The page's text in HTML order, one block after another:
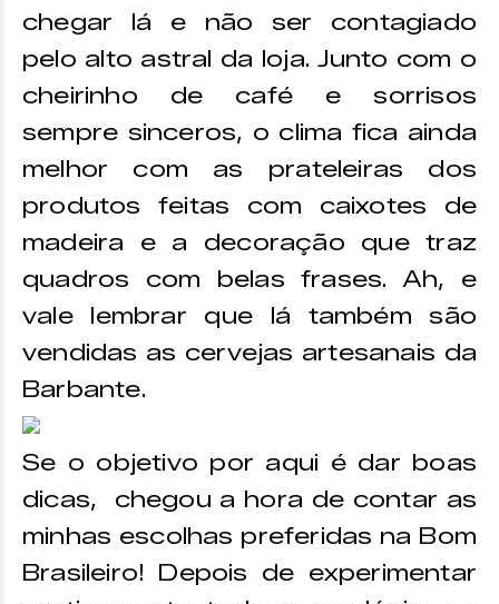
chegar lá e não ser contagiado
pelo alto astral da loja. Junto com o
cheirinho de café e sorrisos
sempre sinceros, o clima fica ainda
melhor com as prateleiras dos
produtos feitas com caixotes de
madeira e a decoração que traz
quadros com belas frases. Ah, e
vale lembrar que lá também são
vendidas as cervejas artesanais da
Barbante.
Se o objetivo por aqui é dar boas
dicas, chegou a hora de contar as
minhas escolhas preferidas na Bom
Brasileiro! Depois de experimentar